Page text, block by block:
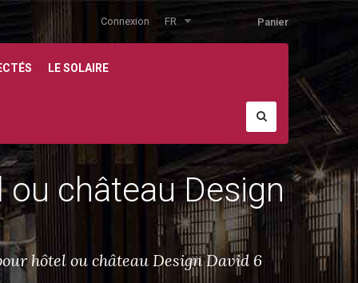
Panier
FR
Connexion
LE SOLAIRE
château Design
hôtel ou château Design David 6